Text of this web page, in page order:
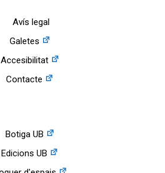
Avís legal
Galetes
Accesibilitat
Contacte
Botiga UB
Edicions UB